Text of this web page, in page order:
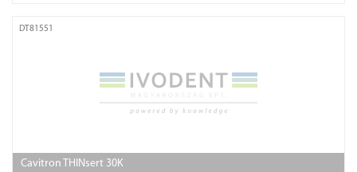
DT81551
Cavitron THINsert 30K